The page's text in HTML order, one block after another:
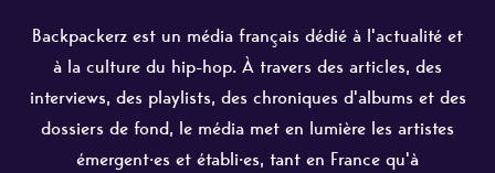
Backpackerz est un média français dédié à l'actualité et
à la culture du hip-hop. À travers des articles, des
interviews, des playlists, des chroniques d'albums et des
dossiers de fond, le média met en lumière les artistes
émergent·es et établi·es, tant en France qu'à